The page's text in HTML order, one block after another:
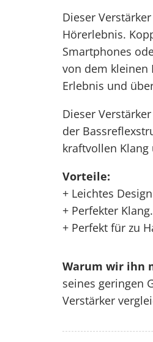
Dieser
Hörerlebnis.
Smartphones
von dem kleinen
Erlebnis und
Dieser
der
kraftvollen
Vorteile:
+ Leichtes
+ Perfekter Klang.
+ Perfekt für zu
Warum wir ihn
seines geringen
Verstärker